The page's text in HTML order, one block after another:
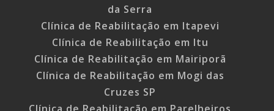
da Serra
Clínica de Reabilitação em Itapevi
Clínica de Reabilitação em Itu
Clínica de Reabilitação em Mairiporã
Clínica de Reabilitação em Mogi das
Cruzes SP